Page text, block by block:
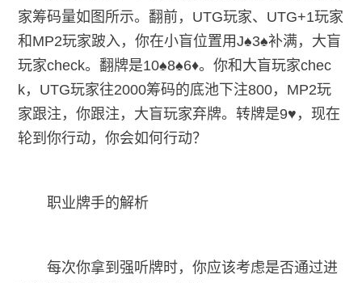
家筹码量如图所示。翻前，UTG玩家、UTG+1玩家
和MP2玩家跛入，你在小盲位置用J♠3♠补满，大盲
玩家check。翻牌是10♠8♠6♦。你和大盲玩家chec
k，UTG玩家往2000筹码的底池下注800，MP2玩
家跟注，你跟注，大盲玩家弃牌。转牌是9♥，现在
轮到你行动，你会如何行动？
职业牌手的解析
每次你拿到强听牌时，你应该考虑是否通过进